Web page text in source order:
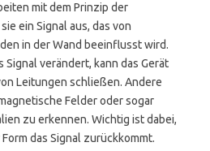
mit dem Prinzip der
ein Signal aus, das von
in der Wand beeinflusst wird.
Signal verändert, kann das Gerät
Leitungen schließen. Andere
Felder oder sogar
zu erkennen. Wichtig ist dabei,
das Signal zurückkommt.